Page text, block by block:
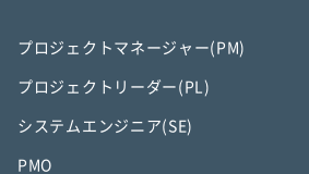
プロジェクトマネージャー(PM)
プロジェクトリーダー(PL)
システムエンジニア(SE)
PMO